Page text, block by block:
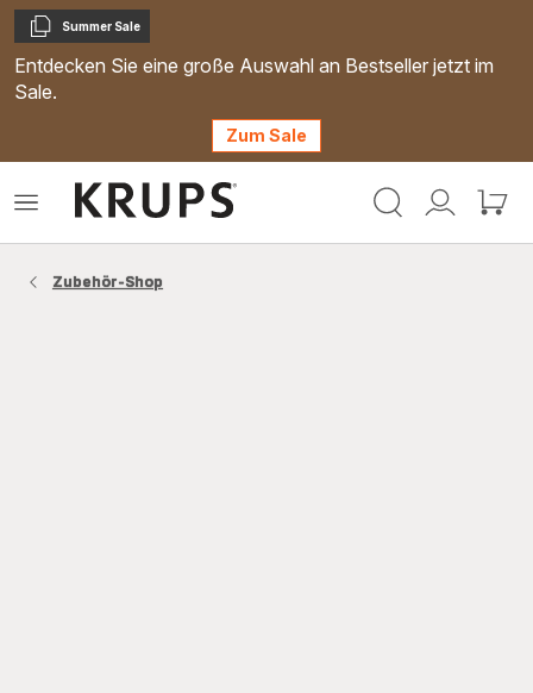
Kopieren
Summer Sale
Entdecken Sie eine große Auswahl an Bestseller jetzt im
Sale.
Zum Sale
Mein
Mein
Das
Zubehör-Shop